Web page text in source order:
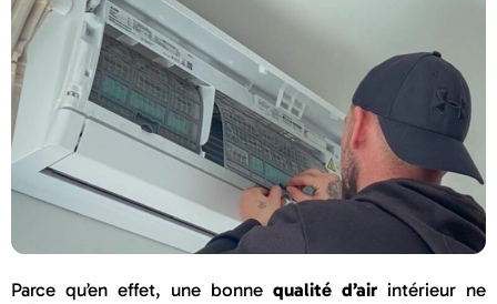
Parce qu’en effet, une bonne qualité d’air intérieur ne